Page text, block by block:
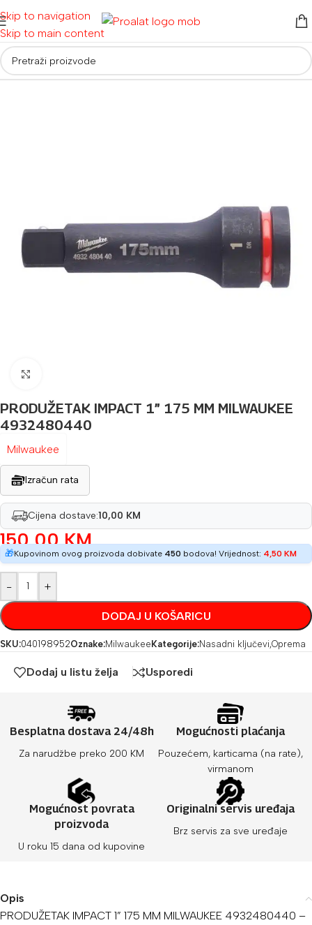
Skip to navigation
Skip to main content
Početna/ Pribor/Nasadni ključevi
PRODUŽETAK IMPACT 1” 175 MM MILWAUKEE
4932480440
Milwaukee
Izračun rata
Cijena dostave:10,00 KM
150,00KM
🎁Kupovinom ovog proizvoda dobivate 450 bodova! Vrijednost: 4,50 KM
- +
DODAJ U KOŠARICU
SKU:040198952Oznake:Milwaukee Kategorije:Nasadni ključevi,Oprema
Dodaj u listu želja Usporedi
Besplatna dostava 24/48h
Za narudžbe preko 200 KM
Mogućnosti plaćanja
Pouzećem, karticama (na rate),
virmanom
Mogućnost povrata
proizvoda
U roku 15 dana od kupovine
Originalni servis uređaja
Brz servis za sve uređaje
Opis
PRODUŽETAK IMPACT 1” 175 MM MILWAUKEE 4932480440 –